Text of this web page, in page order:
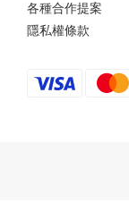
各種合作提案
隱私權條款